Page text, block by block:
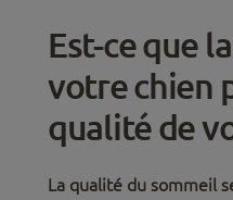
Est-ce que
votre chien
qualité de
La qualité du sommeil